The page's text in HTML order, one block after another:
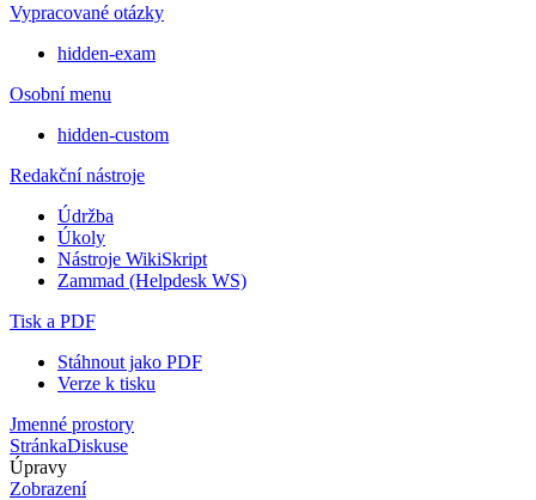
Vypracované otázky
hidden-exam
Osobní menu
hidden-custom
Redakční nástroje
Údržba
Úkoly
Nástroje WikiSkript
Zammad (Helpdesk WS)
Tisk a PDF
Stáhnout jako PDF
Verze k tisku
Jmenné prostory
StránkaDiskuse
Úpravy
Zobrazení